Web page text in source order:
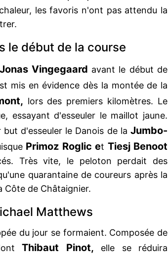
les favoris n'ont pas attendu la
le début de la course
Jonas Vingegaard avant le début de
mis en évidence dès la montée de la
lors des premiers kilomètres. Le
essayant d'esseuler le maillot jaune.
d'esseuler le Danois de la Jumbo-
Primoz Roglic et Tiesj Benoot
Très vite, le peloton perdait des
quarantaine de coureurs après la
Côte de Châtaignier.
Matthews
du jour se formaient. Composée de
Thibaut Pinot, elle se réduira